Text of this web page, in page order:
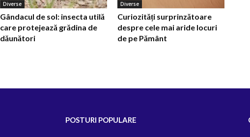
Diverse
Gândacul de sol: insecta utilă
care protejează grădina de
dăunători
Diverse
Curiozități surprinzătoare
despre cele mai aride locuri
de pe Pământ
POSTURI POPULARE